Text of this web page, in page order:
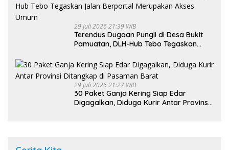
29 Juli 2026 21:39 WIB
Terendus Dugaan Pungli di Desa Bukit
Pamuatan, DLH-Hub Tebo Tegaskan
Umum
29 Juli 2026 21:27 WIB
30 Paket Ganja Kering Siap Edar
Digagalkan, Diduga Kurir Antar Provinsi